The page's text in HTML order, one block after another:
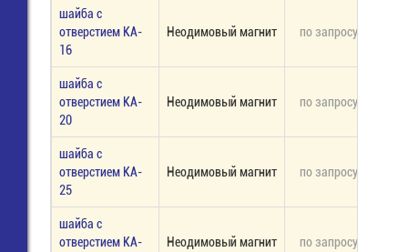
шайба с
отверстием KA-
16
Неодимовый магнит по запросу
шайба с
отверстием KA-
20
Неодимовый магнит по запросу
шайба с
отверстием KA-
25
Неодимовый магнит по запросу
шайба с
отверстием KA-
Неодимовый магнит по запросу